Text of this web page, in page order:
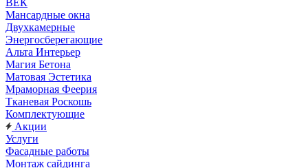
ВЕК
Мансардные окна
Двухкамерные
Энергосберегающие
Альта Интерьер
Магия Бетона
Матовая Эстетика
Мраморная Феерия
Тканевая Роскошь
Комплектующие
Акции
Услуги
Фасадные работы
Монтаж сайдинга